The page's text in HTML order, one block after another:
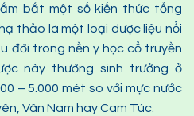
bắt một số kiến thức tổng
thảo là một loại dược liệu nổi
đời trong nền y học cổ truyền
này thường sinh trưởng ở
– 5.000 mét so với mực nước
Vân Nam hay Cam Túc.